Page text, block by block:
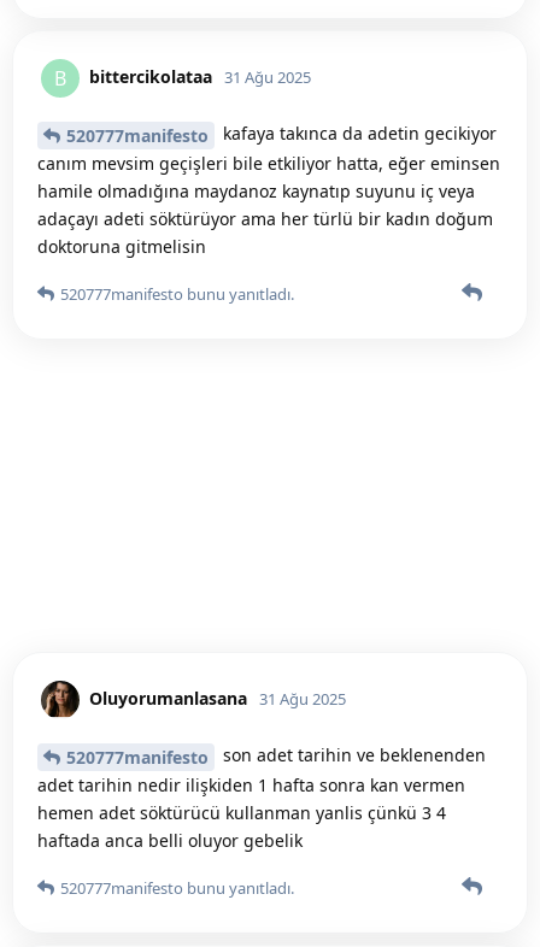
B bittercikolataa 31 Ağu 2025
520777manifesto
kafaya takınca da adetin gecikiyor
canım mevsim geçişleri bile etkiliyor hatta, eğer eminsen
hamile olmadığına maydanoz kaynatıp suyunu iç veya
adaçayı adeti söktürüyor ama her türlü bir kadın doğum
doktoruna gitmelisin
520777manifesto bunu yanıtladı.
Oluyorumanlasana 31 Ağu 2025
520777manifesto
son adet tarihin ve beklenenden
adet tarihin nedir ilişkiden 1 hafta sonra kan vermen
hemen adet söktürücü kullanman yanlis çünkü 3 4
haftada anca belli oluyor gebelik
520777manifesto bunu yanıtladı.